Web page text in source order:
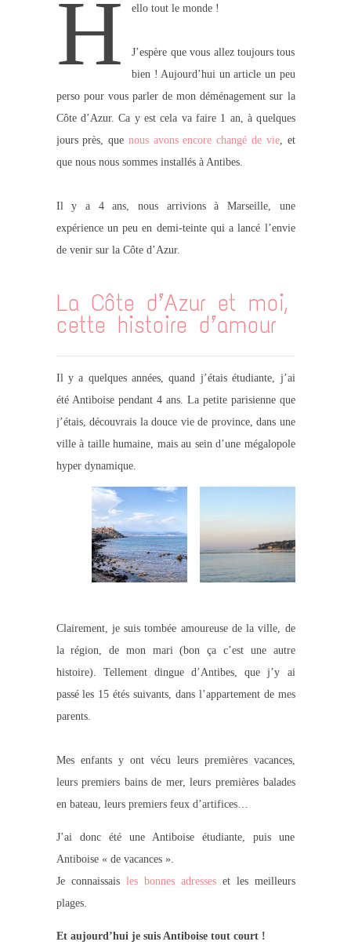
H ello tout le monde !
J’espère que vous allez toujours tous
bien ! Aujourd’hui un article un peu
perso pour vous parler de mon déménagement sur la
Côte d’Azur. Ca y est cela va faire 1 an, à quelques
jours près, que nous avons encore changé de vie, et
que nous nous sommes installés à Antibes.
Il y a 4 ans, nous arrivions à Marseille, une
expérience un peu en demi-teinte qui a lancé l’envie
de venir sur la Côte d’Azur.
La Côte d’Azur et moi,
cette histoire d’amour
Il y a quelques années, quand j’étais étudiante, j’ai
été Antiboise pendant 4 ans. La petite parisienne que
j’étais, découvrais la douce vie de province, dans une
ville à taille humaine, mais au sein d’une mégalopole
hyper dynamique.
Clairement, je suis tombée amoureuse de la ville, de
la région, de mon mari (bon ça c’est une autre
histoire). Tellement dingue d’Antibes, que j’y ai
passé les 15 étés suivants, dans l’appartement de mes
parents.
Mes enfants y ont vécu leurs premières vacances,
leurs premiers bains de mer, leurs premières balades
en bateau, leurs premiers feux d’artifices…
J’ai donc été une Antiboise étudiante, puis une
Antiboise « de vacances ».
Je connaissais les bonnes adresseset les meilleurs
plages.
Et aujourd’hui je suis Antiboise tout court !